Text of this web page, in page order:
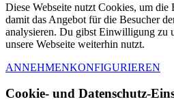
Diese Webseite nutzt Cookies, um die
damit das Angebot für die Besucher
analysieren. Du gibst Einwilligung zu
unsere Webseite weiterhin nutzt.
ANNEHMENKONFIGURIEREN
Cookie- und Datenschutz-